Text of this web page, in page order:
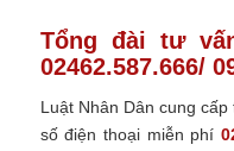
Tổng đài tư
02462.587.666/
Luật Nhân Dân cung
số điện thoại miễn phí